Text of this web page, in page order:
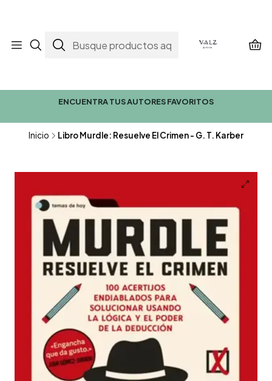
ENCUENTRA TUS AUTORES FAVORITOS
Inicio Libro Murdle: Resuelve El Crimen - G. T. Karber